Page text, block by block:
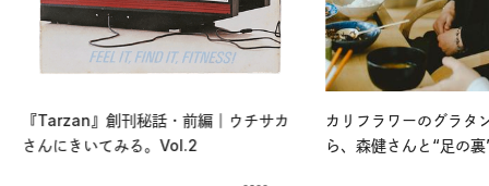
『Tarzan』創刊秘話・前編｜ウチサカ
さんにきいてみる。Vol.2
カリフラワーのグラタ
ら、森健さんと“足の